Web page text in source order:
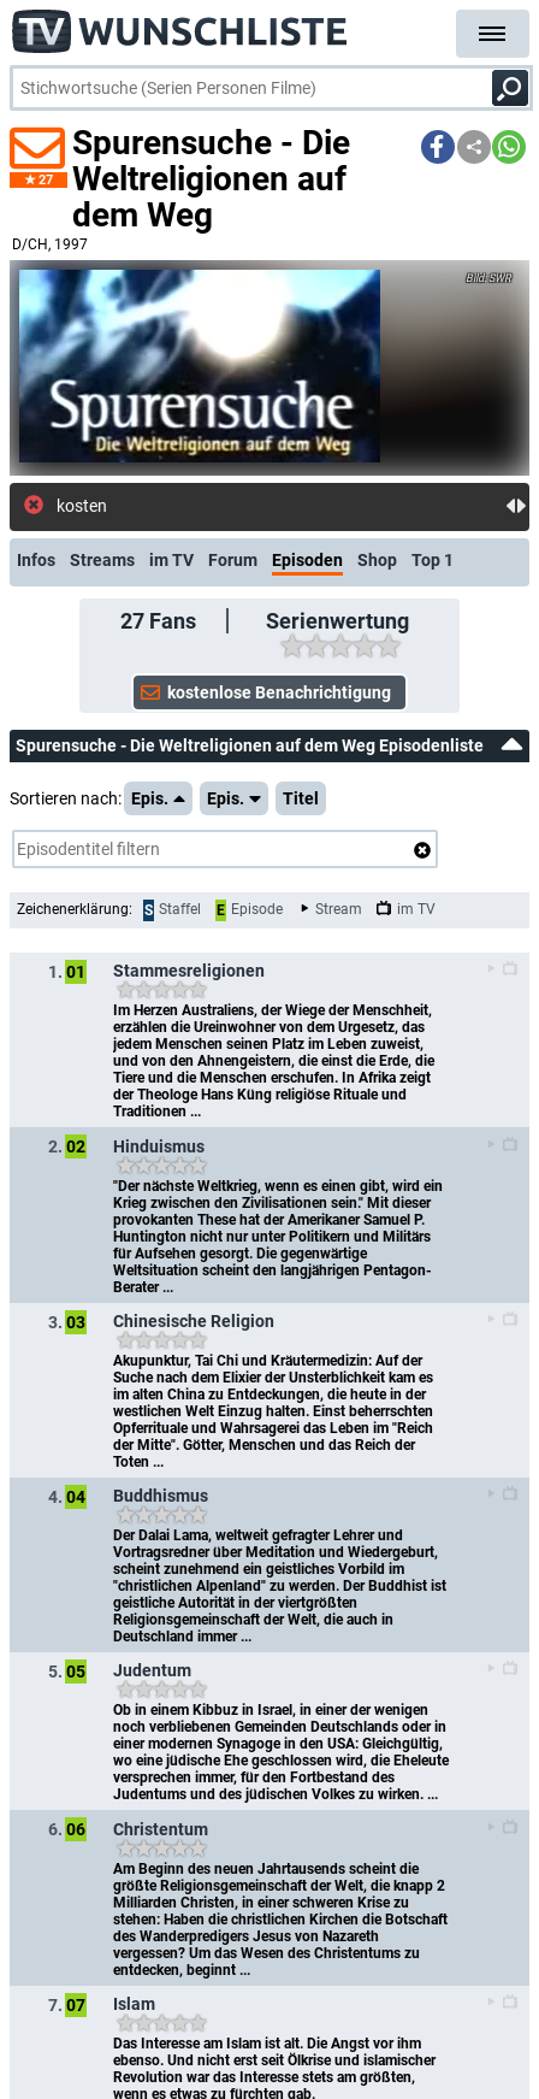
27
Spurensuche - Die
Weltreligionen auf
dem Weg
D/CH, 1997
SWR
kostenlose E-Mail
Infos Streams im TV Forum Episoden Shop Top 1
27Fans Serienwertung
Spurensuche - Die Weltreligionen auf dem Weg Episodenliste
Sortieren nach: Epis. Epis. Titel
Zeichenerklärung: S Staffel E Episode Stream im TV
1. 01 Stammesreligionen
Im Herzen Australiens, der Wiege der Menschheit,
erzählen die Ureinwohner von dem Urgesetz, das
jedem Menschen seinen Platz im Leben zuweist,
und von den Ahnengeistern, die einst die Erde, die
Tiere und die Menschen erschufen. In Afrika zeigt
der Theologe Hans Küng religiöse Rituale und
Traditionen ...
2. 02 Hinduismus
"Der nächste Weltkrieg, wenn es einen gibt, wird ein
Krieg zwischen den Zivilisationen sein." Mit dieser
provokanten These hat der Amerikaner Samuel P.
Huntington nicht nur unter Politikern und Militärs
für Aufsehen gesorgt. Die gegenwärtige
Weltsituation scheint den langjährigen Pentagon-
Berater ...
3. 03 Chinesische Religion
Akupunktur, Tai Chi und Kräutermedizin: Auf der
Suche nach dem Elixier der Unsterblichkeit kam es
im alten China zu Entdeckungen, die heute in der
westlichen Welt Einzug halten. Einst beherrschten
Opferrituale und Wahrsagerei das Leben im "Reich
der Mitte". Götter, Menschen und das Reich der
Toten ...
4. 04 Buddhismus
Der Dalai Lama, weltweit gefragter Lehrer und
Vortragsredner über Meditation und Wiedergeburt,
scheint zunehmend ein geistliches Vorbild im
"christlichen Alpenland" zu werden. Der Buddhist ist
geistliche Autorität in der viertgrößten
Religionsgemeinschaft der Welt, die auch in
Deutschland immer ...
5. 05 Judentum
Ob in einem Kibbuz in Israel, in einer der wenigen
noch verbliebenen Gemeinden Deutschlands oder in
einer modernen Synagoge in den USA: Gleichgültig,
wo eine jüdische Ehe geschlossen wird, die Eheleute
versprechen immer, für den Fortbestand des
Judentums und des jüdischen Volkes zu wirken. ...
6. 06 Christentum
Am Beginn des neuen Jahrtausends scheint die
größte Religionsgemeinschaft der Welt, die knapp 2
Milliarden Christen, in einer schweren Krise zu
stehen: Haben die christlichen Kirchen die Botschaft
des Wanderpredigers Jesus von Nazareth
vergessen? Um das Wesen des Christentums zu
entdecken, beginnt ...
7. 07 Islam
Das Interesse am Islam ist alt. Die Angst vor ihm
ebenso. Und nicht erst seit Ölkrise und islamischer
Revolution war das Interesse stets am größten,
wenn es etwas zu fürchten gab.